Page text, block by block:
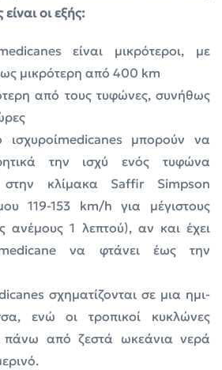
οι εξής:
είναι μικρότεροι, με
μικρότερη από 400 km
από τους τυφώνες, συνήθως
ισχυροίmedicanes μπορούν να
την ισχύ ενός τυφώνα
στην κλίμακα Saffir Simpson
119-153 km/h για μέγιστους
ανέμους 1 λεπτού), αν και έχει
να φτάνει έως την
σχηματίζονται σε μια ημι-
ενώ οι τροπικοί κυκλώνες
πάνω από ζεστά ωκεάνια νερά